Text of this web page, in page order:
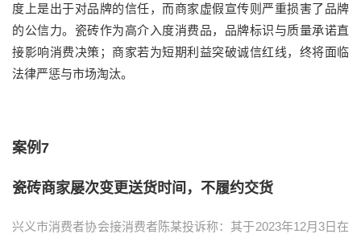
度上是出于对品牌的信任，而商家虚假宣传则严重损害了品牌
的公信力。瓷砖作为高介入度消费品，品牌标识与质量承诺直
接影响消费决策；商家若为短期利益突破诚信红线，终将面临
法律严惩与市场淘汰。
案例7
瓷砖商家屡次变更送货时间，不履约交货
兴义市消费者协会接消费者陈某投诉称：其于2023年12月3日在